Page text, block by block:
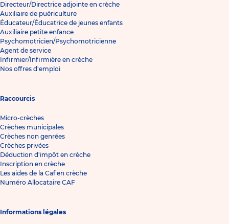
Directeur/Directrice adjointe en crèche
Auxiliaire de puériculture
Éducateur/Éducatrice de jeunes enfants
Auxiliaire petite enfance
Psychomotricien/Psychomotricienne
Agent de service
Infirmier/Infirmière en crèche
Nos offres d'emploi
Raccourcis
Micro-crèches
Crèches municipales
Crèches non genrées
Crèches privées
Déduction d'impôt en crèche
Inscription en crèche
Les aides de la Caf en crèche
Numéro Allocataire CAF
Informations légales